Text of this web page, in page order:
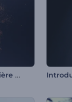
Animation de logo - Poussière d'or